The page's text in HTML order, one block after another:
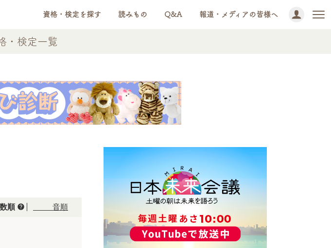
資格・検定を探す 読みもの Q&A 報道・メディアの皆様へ
・検定一覧
順 help 50音順